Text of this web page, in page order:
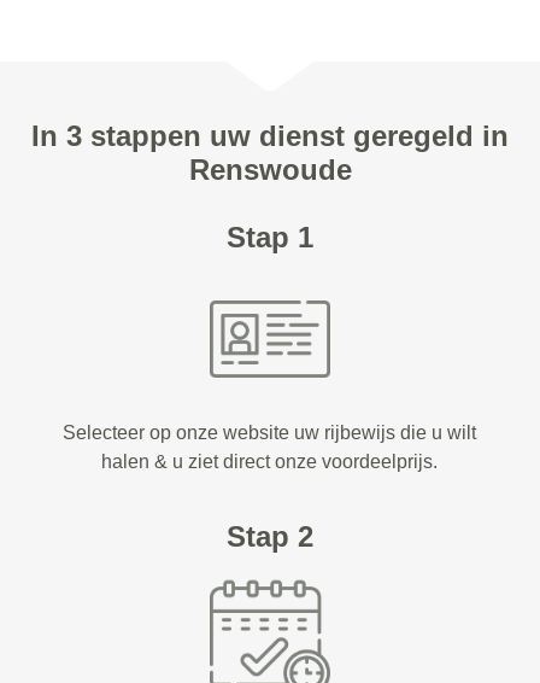
In 3 stappen uw dienst geregeld in
Renswoude
Stap 1
Selecteer op onze website uw rijbewijs die u wilt
halen & u ziet direct onze voordeelprijs.
Stap 2